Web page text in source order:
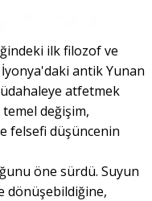
ilk filozof ve
antik Yunan
atfetmek
değişim,
felsefi düşüncenin
öne sürdü. Suyun
dönüşebildiğine,